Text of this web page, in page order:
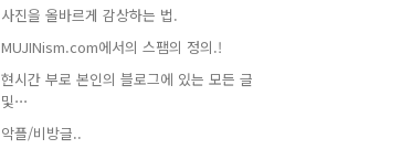
사진을 올바르게 감상하는 법.
MUJINism.com에서의 스팸의 정의.!
현시간 부로 본인의 블로그에 있는 모든 글
및⋯
악플/비방글..